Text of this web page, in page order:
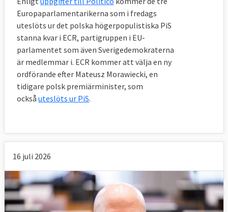
Europaparlamentarikerna som i fredags
uteslöts ur det polska högerpopulistiska PiS
stanna kvar i ECR, partigruppen i EU-
parlamentet som även Sverigedemokraterna
är medlemmar i. ECR kommer att välja en ny
ordförande efter Mateusz Morawiecki, en
tidigare polsk premiärminister, som
också uteslöts ur PiS.
16 juli 2026